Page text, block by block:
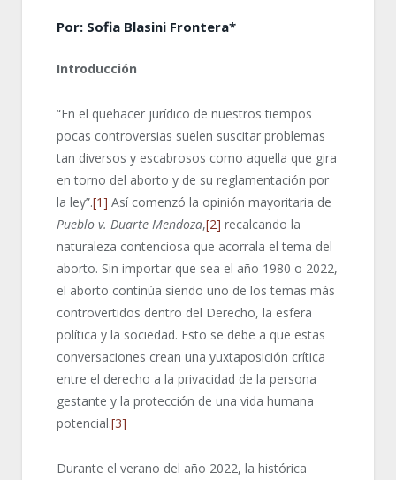
Por: Sofia Blasini Frontera*
Introducción
“En el quehacer jurídico de nuestros tiempos
pocas controversias suelen suscitar problemas
tan diversos y escabrosos como aquella que gira
en torno del aborto y de su reglamentación por
la ley”.[1] Así comenzó la opinión mayoritaria de
Pueblo v. Duarte Mendoza,[2] recalcando la
naturaleza contenciosa que acorrala el tema del
aborto. Sin importar que sea el año 1980 o 2022,
el aborto continúa siendo uno de los temas más
controvertidos dentro del Derecho, la esfera
política y la sociedad. Esto se debe a que estas
conversaciones crean una yuxtaposición crítica
entre el derecho a la privacidad de la persona
gestante y la protección de una vida humana
potencial.[3]
Durante el verano del año 2022, la histórica